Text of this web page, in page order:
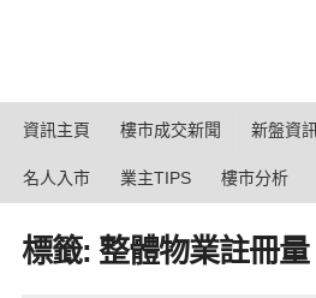
資訊主頁 樓市成交新聞 新盤資訊
名人入市 業主TIPS 樓市分析
標籤: 整體物業註冊量